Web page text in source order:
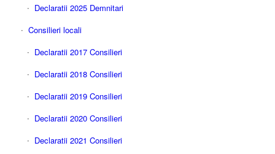
Declaratii 2025 Demnitari
Consilieri locali
Declaratii 2017 Consilieri
Declaratii 2018 Consilieri
Declaratii 2019 Consilieri
Declaratii 2020 Consilieri
Declaratii 2021 Consilieri